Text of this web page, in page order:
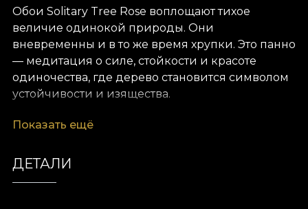
Обои Solitary Tree Rose воплощают тихое
величие одинокой природы. Они
вневременны и в то же время хрупки. Это панно
— медитация о силе, стойкости и красоте
одиночества, где дерево становится символом
устойчивости и изящества.
Ручная роспись в сдержанных оттенках
VLAdiLA Мастера прорабатывают тончайшие
детали коры, ветвей и неба. Они наполняют их
Показать ещё
ДЕТАЛИ